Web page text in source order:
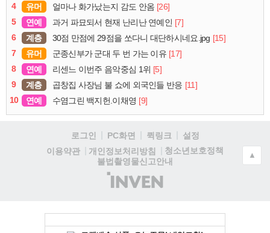
4
유머 얼마나 화가났는지 감도 안옴 [26]
5
연예 과거 파묘되서 현재 난리난 연예인 [7]
6
계층 30점 만점에 29점을 쏘다니 대단하시네요.jpg [15]
7
유머 군종신부가 군대 두 번 가는 이유 [17]
8
연예 리센느 이번주 음악중심 1위 [5]
9
계층 곱창집 사장님 불 쇼에 외국인들 반응 [11]
10
연예 수염그린 백지헌.이채영 [9]
로그인 PC화면 퀵링크
설정
이용약관
개인정보처리방침
청소년보호정책
불법촬영물신고안내
(주)
인
▲